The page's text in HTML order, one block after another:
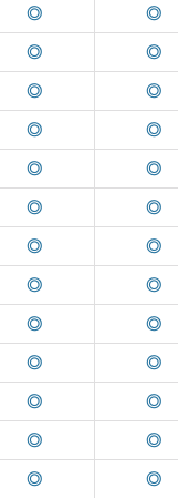
◎ ◎
◎ ◎
◎ ◎
◎ ◎
◎ ◎
◎ ◎
◎ ◎
◎ ◎
◎ ◎
◎ ◎
◎ ◎
◎ ◎
◎ ◎